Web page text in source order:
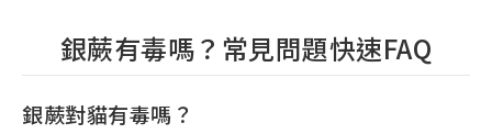
銀蕨有毒嗎？常見問題快速FAQ
銀蕨對貓有毒嗎？